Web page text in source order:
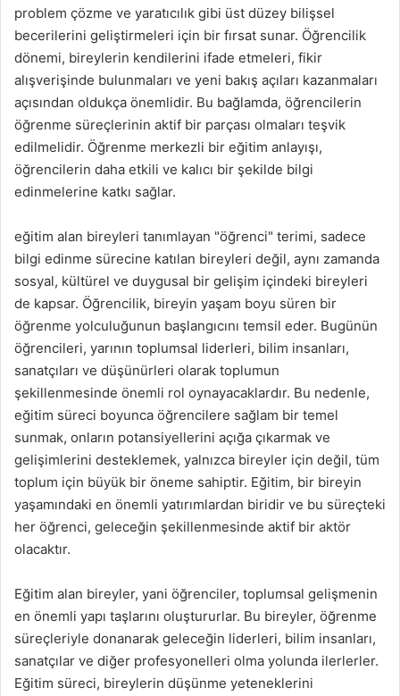
problem çözme ve yaratıcılık gibi üst düzey bilişsel
becerilerini geliştirmeleri için bir fırsat sunar. Öğrencilik
dönemi, bireylerin kendilerini ifade etmeleri, fikir
alışverişinde bulunmaları ve yeni bakış açıları kazanmaları
açısından oldukça önemlidir. Bu bağlamda, öğrencilerin
öğrenme süreçlerinin aktif bir parçası olmaları teşvik
edilmelidir. Öğrenme merkezli bir eğitim anlayışı,
öğrencilerin daha etkili ve kalıcı bir şekilde bilgi
edinmelerine katkı sağlar.
eğitim alan bireyleri tanımlayan "öğrenci" terimi, sadece
bilgi edinme sürecine katılan bireyleri değil, aynı zamanda
sosyal, kültürel ve duygusal bir gelişim içindeki bireyleri
de kapsar. Öğrencilik, bireyin yaşam boyu süren bir
öğrenme yolculuğunun başlangıcını temsil eder. Bugünün
öğrencileri, yarının toplumsal liderleri, bilim insanları,
sanatçıları ve düşünürleri olarak toplumun
şekillenmesinde önemli rol oynayacaklardır. Bu nedenle,
eğitim süreci boyunca öğrencilere sağlam bir temel
sunmak, onların potansiyellerini açığa çıkarmak ve
gelişimlerini desteklemek, yalnızca bireyler için değil, tüm
toplum için büyük bir öneme sahiptir. Eğitim, bir bireyin
yaşamındaki en önemli yatırımlardan biridir ve bu süreçteki
her öğrenci, geleceğin şekillenmesinde aktif bir aktör
olacaktır.
Eğitim alan bireyler, yani öğrenciler, toplumsal gelişmenin
en önemli yapı taşlarını oluştururlar. Bu bireyler, öğrenme
süreçleriyle donanarak geleceğin liderleri, bilim insanları,
sanatçılar ve diğer profesyonelleri olma yolunda ilerlerler.
Eğitim süreci, bireylerin düşünme yeteneklerini